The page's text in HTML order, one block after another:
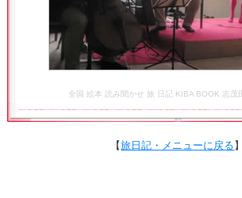
全国 絵本 読み聞かせ 旅 日記 KIBA BOOK 志茂
【旅日記・メニューに戻る 】